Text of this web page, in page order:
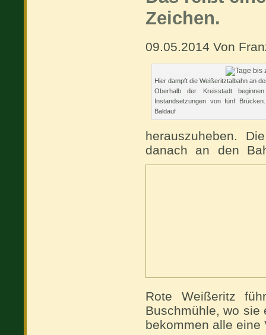
Zeichen.
09.05.2014 Von
Hier dampft die Weißeritztalbahn an
Oberhalb der Kreisstadt
Instandsetzungen von fünf
Baldauf
herauszuheben.
danach an den
Rote Weißeritz
Buschmühle, wo sie
bekommen alle eine